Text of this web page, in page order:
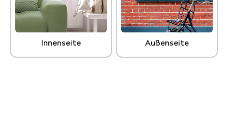
Innenseite Außenseite